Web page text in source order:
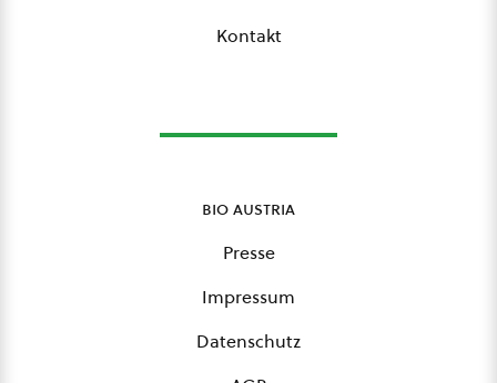
Kontakt
bio austria
Presse
Impressum
Datenschutz